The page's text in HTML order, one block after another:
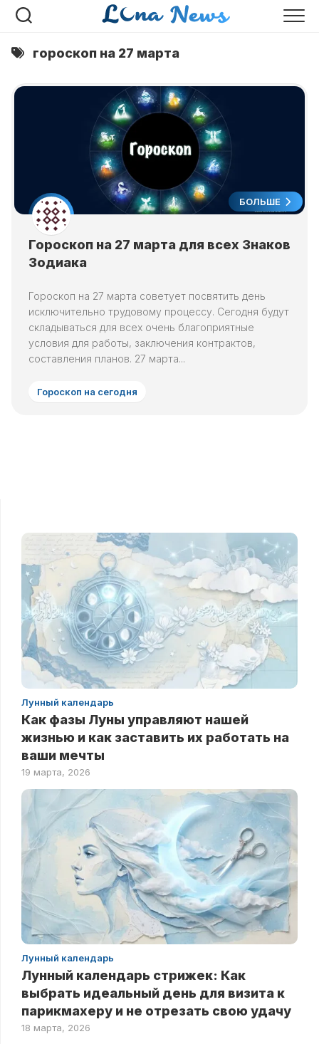
Перейти
гороскоп на 27 марта
БОЛЬШЕ
Гороскоп на 27 марта для всех Знаков
Зодиака
Гороскоп на 27 марта советует посвятить день
исключительно трудовому процессу. Сегодня будут
складываться для всех очень благоприятные
условия для работы, заключения контрактов,
составления планов. 27 марта...
Гороскоп на сегодня
Лунный календарь
Как фазы Луны управляют нашей
жизнью и как заставить их работать на
ваши мечты
19 марта, 2026
Лунный календарь
Лунный календарь стрижек: Как
выбрать идеальный день для визита к
парикмахеру и не отрезать свою удачу
18 марта, 2026